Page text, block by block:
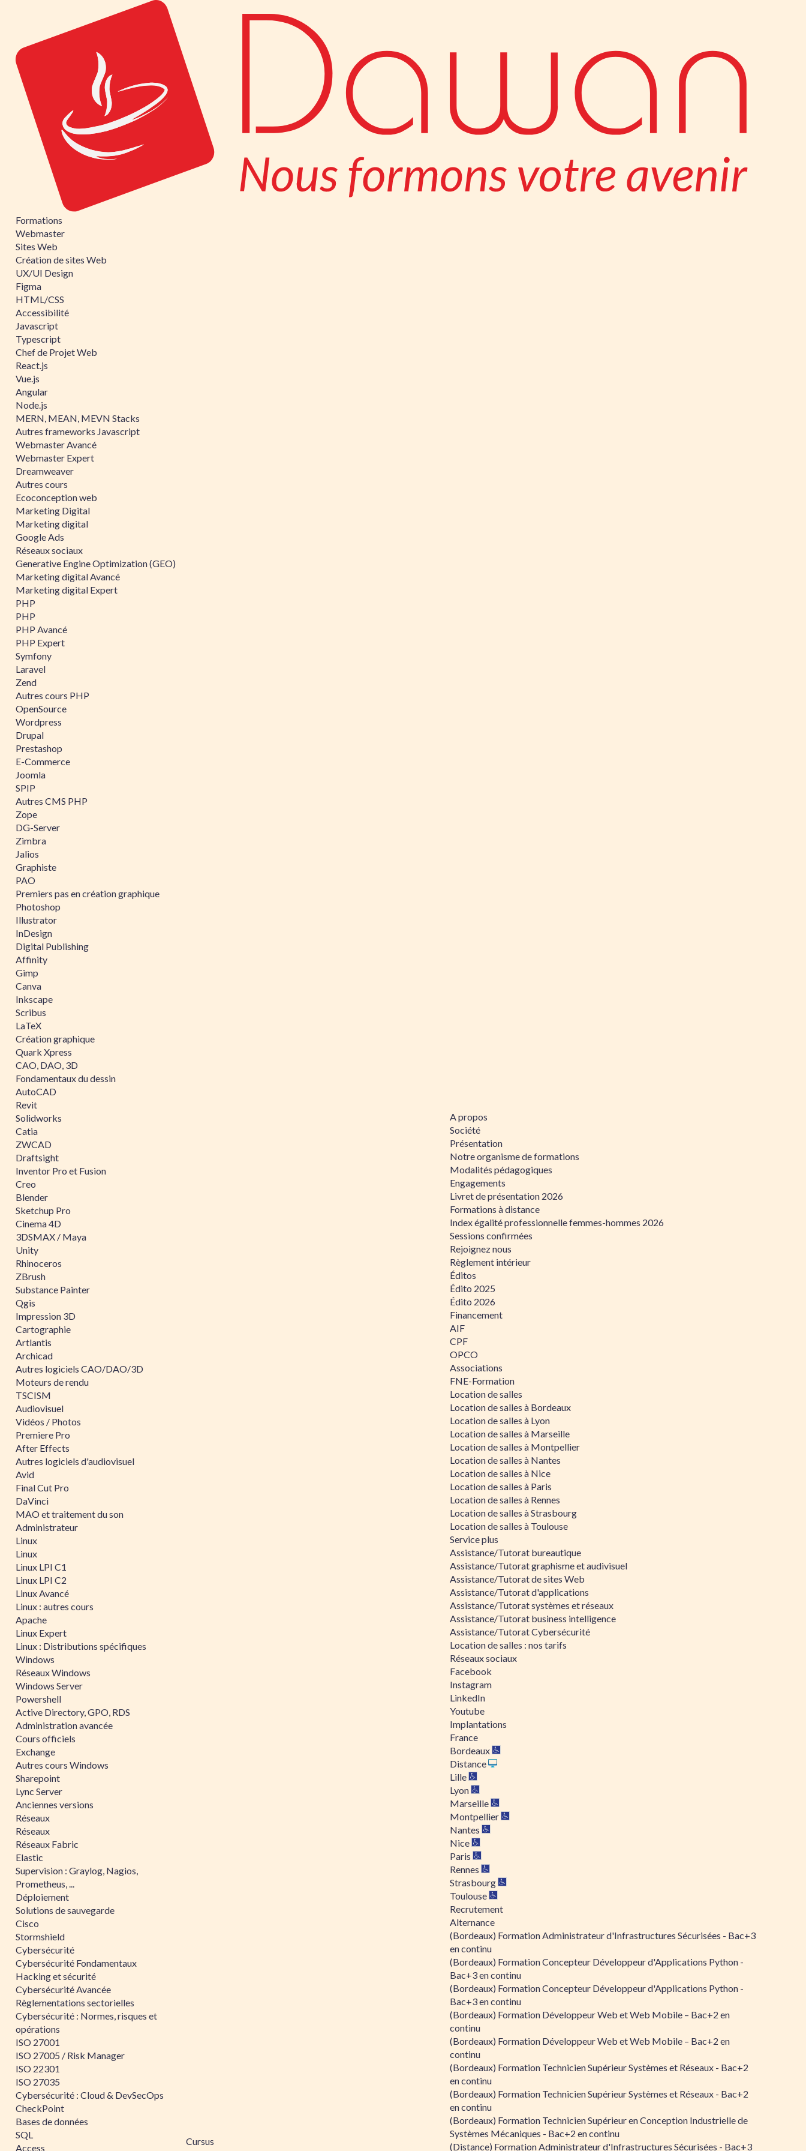
Formations
Webmaster
Sites Web
Création de sites Web
UX/UI Design
Figma
HTML/CSS
Accessibilité
Javascript
Typescript
Chef de Projet Web
React.js
Vue.js
Angular
Node.js
MERN, MEAN, MEVN Stacks
Autres frameworks Javascript
Webmaster Avancé
Webmaster Expert
Dreamweaver
Autres cours
Ecoconception web
Marketing Digital
Marketing digital
Google Ads
Réseaux sociaux
Generative Engine Optimization (GEO)
Marketing digital Avancé
Marketing digital Expert
PHP
PHP
PHP Avancé
PHP Expert
Symfony
Laravel
Zend
Autres cours PHP
OpenSource
Wordpress
Drupal
Prestashop
E-Commerce
Joomla
SPIP
Autres CMS PHP
Zope
DG-Server
Zimbra
Jalios
Graphiste
PAO
Premiers pas en création graphique
Photoshop
Illustrator
InDesign
Digital Publishing
Affinity
Gimp
Canva
Inkscape
Scribus
LaTeX
Création graphique
Quark Xpress
CAO, DAO, 3D
Fondamentaux du dessin
AutoCAD
Revit
Solidworks
Catia
ZWCAD
Draftsight
Inventor Pro et Fusion
Creo
Blender
Sketchup Pro
Cinema 4D
3DSMAX / Maya
Unity
Rhinoceros
ZBrush
Substance Painter
Qgis
Impression 3D
Cartographie
Artlantis
Archicad
Autres logiciels CAO/DAO/3D
Moteurs de rendu
TSCISM
Audiovisuel
Vidéos / Photos
Premiere Pro
After Effects
Autres logiciels d'audiovisuel
Avid
Final Cut Pro
DaVinci
MAO et traitement du son
Administrateur
Linux
Linux
Linux LPI C1
Linux LPI C2
Linux Avancé
Linux : autres cours
Apache
Linux Expert
Linux : Distributions spécifiques
Windows
Réseaux Windows
Windows Server
Powershell
Active Directory, GPO, RDS
Administration avancée
Cours officiels
Exchange
Autres cours Windows
Sharepoint
Lync Server
Anciennes versions
Réseaux
Réseaux
Réseaux Fabric
Elastic
Supervision : Graylog, Nagios,
Prometheus, ...
Déploiement
Solutions de sauvegarde
Cisco
Stormshield
Cybersécurité
Cybersécurité Fondamentaux
Hacking et sécurité
Cybersécurité Avancée
Règlementations sectorielles
Cybersécurité : Normes, risques et
opérations
ISO 27001
ISO 27005 / Risk Manager
ISO 22301
ISO 27035
Cybersécurité : Cloud & DevSecOps
CheckPoint
Bases de données
SQL
Access
Cursus
A propos
Société
Présentation
Notre organisme de formations
Modalités pédagogiques
Engagements
Livret de présentation 2026
Formations à distance
Index égalité professionnelle femmes-hommes 2026
Sessions confirmées
Rejoignez nous
Règlement intérieur
Éditos
Édito 2025
Édito 2026
Financement
AIF
CPF
OPCO
Associations
FNE-Formation
Location de salles
Location de salles à Bordeaux
Location de salles à Lyon
Location de salles à Marseille
Location de salles à Montpellier
Location de salles à Nantes
Location de salles à Nice
Location de salles à Paris
Location de salles à Rennes
Location de salles à Strasbourg
Location de salles à Toulouse
Service plus
Assistance/Tutorat bureautique
Assistance/Tutorat graphisme et audivisuel
Assistance/Tutorat de sites Web
Assistance/Tutorat d'applications
Assistance/Tutorat systèmes et réseaux
Assistance/Tutorat business intelligence
Assistance/Tutorat Cybersécurité
Location de salles : nos tarifs
Réseaux sociaux
Facebook
Instagram
LinkedIn
Youtube
Implantations
France
Bordeaux
Distance
Lille
Lyon
Marseille
Montpellier
Nantes
Nice
Paris
Rennes
Strasbourg
Toulouse
Recrutement
Alternance
(Bordeaux) Formation Administrateur d'Infrastructures Sécurisées - Bac+3
en continu
(Bordeaux) Formation Concepteur Développeur d'Applications Python -
Bac+3 en continu
(Bordeaux) Formation Concepteur Développeur d'Applications Python -
Bac+3 en continu
(Bordeaux) Formation Développeur Web et Web Mobile – Bac+2 en
continu
(Bordeaux) Formation Développeur Web et Web Mobile – Bac+2 en
continu
(Bordeaux) Formation Technicien Supérieur Systèmes et Réseaux - Bac+2
en continu
(Bordeaux) Formation Technicien Supérieur Systèmes et Réseaux - Bac+2
en continu
(Bordeaux) Formation Technicien Supérieur en Conception Industrielle de
Systèmes Mécaniques - Bac+2 en continu
(Distance) Formation Administrateur d'Infrastructures Sécurisées - Bac+3